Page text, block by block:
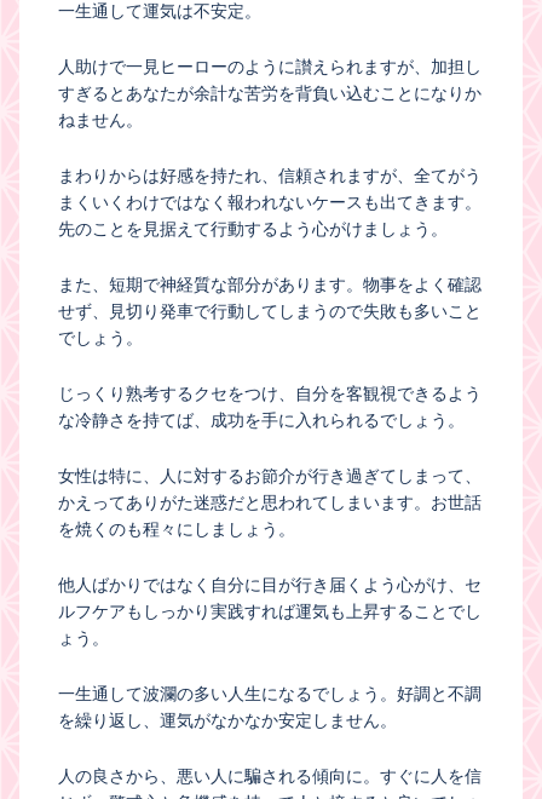
一生通して運気は不安定。
人助けで一見ヒーローのように讃えられますが、加担し
すぎるとあなたが余計な苦労を背負い込むことになりか
ねません。
まわりからは好感を持たれ、信頼されますが、全てがう
まくいくわけではなく報われないケースも出てきます。
先のことを見据えて行動するよう心がけましょう。
また、短期で神経質な部分があります。物事をよく確認
せず、見切り発車で行動してしまうので失敗も多いこと
でしょう。
じっくり熟考するクセをつけ、自分を客観視できるよう
な冷静さを持てば、成功を手に入れられるでしょう。
女性は特に、人に対するお節介が行き過ぎてしまって、
かえってありがた迷惑だと思われてしまいます。お世話
を焼くのも程々にしましょう。
他人ばかりではなく自分に目が行き届くよう心がけ、セ
ルフケアもしっかり実践すれば運気も上昇することでし
ょう。
一生通して波瀾の多い人生になるでしょう。好調と不調
を繰り返し、運気がなかなか安定しません。
人の良さから、悪い人に騙される傾向に。すぐに人を信